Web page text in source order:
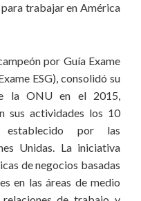
trabajar en América
por Guía Exame
ESG), consolidó su
la ONU en el 2015,
sus actividades los 10
establecido por las
Unidas. La iniciativa
de negocios basadas
en las áreas de medio